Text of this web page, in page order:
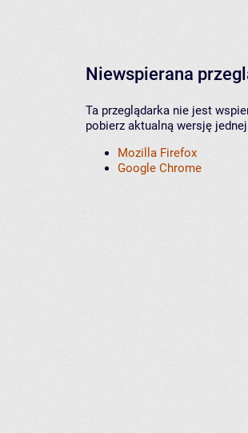
Niewspierana
Ta przeglądarka nie jest
pobierz aktualną wersję
Mozilla Firefox
Google Chrome